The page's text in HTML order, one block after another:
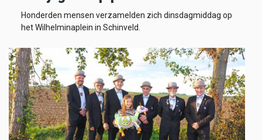
Honderden mensen verzamelden zich dinsdagmiddag op
het Wilhelminaplein in Schinveld.